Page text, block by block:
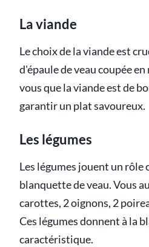
La viande
Le choix de la viande est
d'épaule de veau coupée
vous que la viande est de
garantir un plat savoureux.
Les légumes
Les légumes jouent un rôle
blanquette de veau. Vous
carottes, 2 oignons, 2
Ces légumes donnent à la
caractéristique.